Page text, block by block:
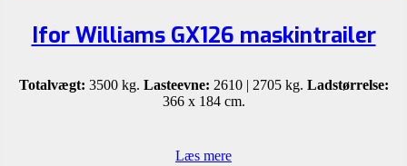
Ifor Williams GX126 maskintrailer
Totalvægt: 3500 kg. Lasteevne: 2610 | 2705 kg. Ladstørrelse:
366 x 184 cm.
Læs mere